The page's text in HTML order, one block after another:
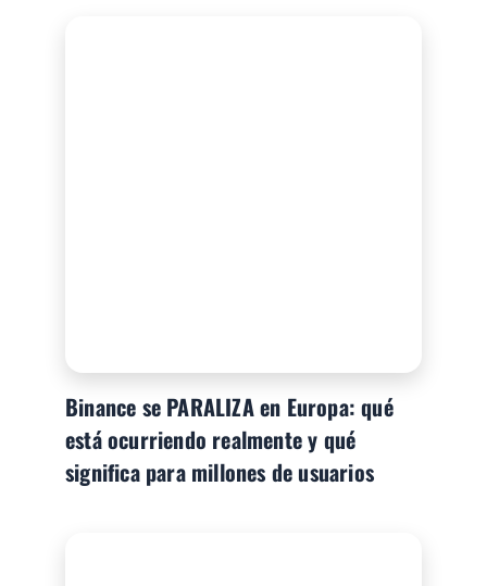
Binance se PARALIZA en Europa: qué
está ocurriendo realmente y qué
significa para millones de usuarios